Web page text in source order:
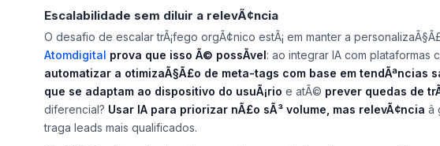
Escalabilidade sem diluir a relevÃ¢ncia
O desafio de escalar trÃ¡fego orgÃ¢nico estÃ¡ em manter a
Atomdigital prova que isso Ã© possÃ­vel: ao integrar IA com plataformas
automatizar a otimizaÃ§Ã£o de meta-tags com base em tendÃªncias
que se adaptam ao dispositivo do usuÃ¡rio e atÃ© prever quedas de
diferencial? Usar IA para priorizar nÃ£o sÃ³ volume, mas relevÃ¢ncia
traga leads mais qualificados.